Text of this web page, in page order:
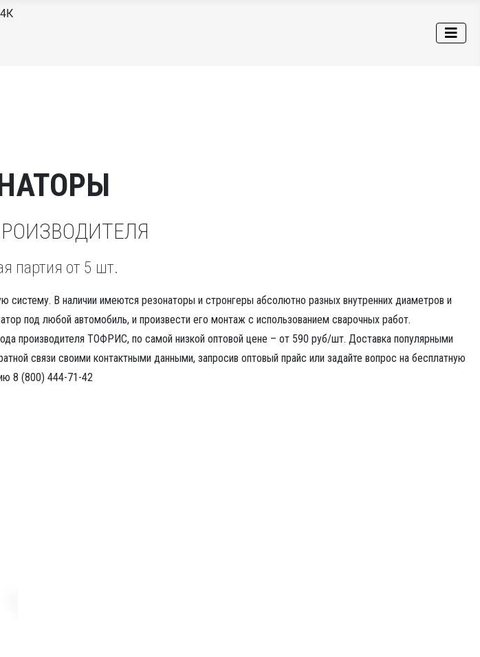
партия от 5 шт.
В наличии имеются резонаторы и стронгеры абсолютно разных внутренних диаметров и
под любой автомобиль, и произвести его монтаж с использованием сварочных работ.
производителя ТОФРИС, по самой низкой оптовой цене – от 590 руб/шт. Доставка популярными
связи своими контактными данными, запросив оптовый прайс или задайте вопрос на бесплатную
8 (800) 444-71-42